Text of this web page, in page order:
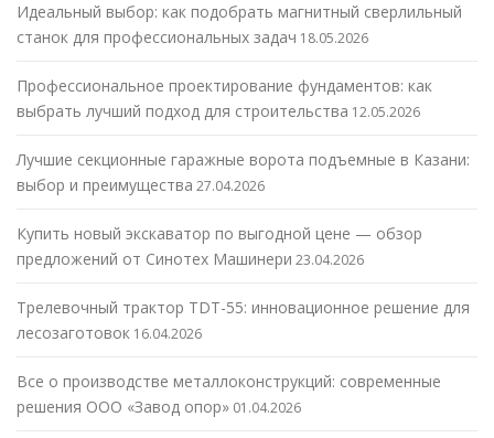
Идеальный выбор: как подобрать магнитный сверлильный
станок для профессиональных задач 18.05.2026
Профессиональное проектирование фундаментов: как
выбрать лучший подход для строительства 12.05.2026
Лучшие секционные гаражные ворота подъемные в Казани:
выбор и преимущества 27.04.2026
Купить новый экскаватор по выгодной цене — обзор
предложений от Синотех Машинери 23.04.2026
Трелевочный трактор TDT-55: инновационное решение для
лесозаготовок 16.04.2026
Все о производстве металлоконструкций: современные
решения ООО «Завод опор» 01.04.2026